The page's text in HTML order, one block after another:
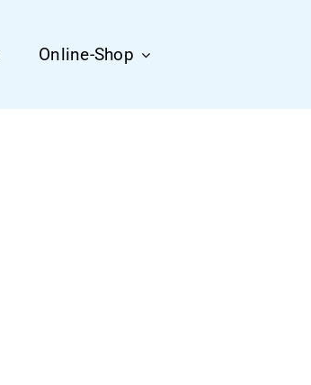
Online-Shop